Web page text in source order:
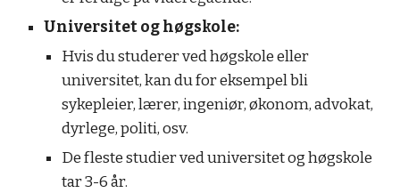
Universitet og høgskole:
Hvis du studerer ved høgskole eller
universitet, kan du for eksempel bli
sykepleier, lærer, ingeniør, økonom, advokat,
dyrlege, politi, osv.
De fleste studier ved universitet og høgskole
tar 3-6 år.